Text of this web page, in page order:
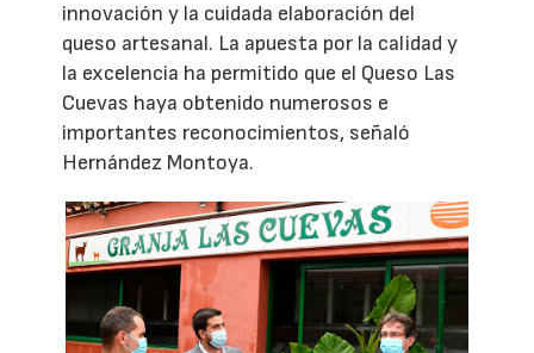
innovación y la cuidada elaboración del
queso artesanal. La apuesta por la calidad y
la excelencia ha permitido que el Queso Las
Cuevas haya obtenido numerosos e
importantes reconocimientos, señaló
Hernández Montoya.